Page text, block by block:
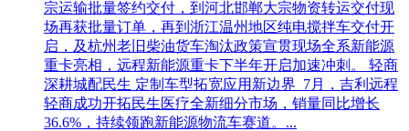
宗运输批量签约交付，到河北邯郸大宗物资转运交付现
场再获批量订单，再到浙江温州地区纯电搅拌车交付开
启，及杭州老旧柴油货车淘汰政策宣贯现场全系新能源
重卡亮相，远程新能源重卡下半年开启加速冲刺。 轻商
深耕城配民生 定制车型拓宽应用新边界 7月，吉利远程
轻商成功开拓民生医疗全新细分市场，销量同比增长
36.6%，持续领跑新能源物流车赛道。...